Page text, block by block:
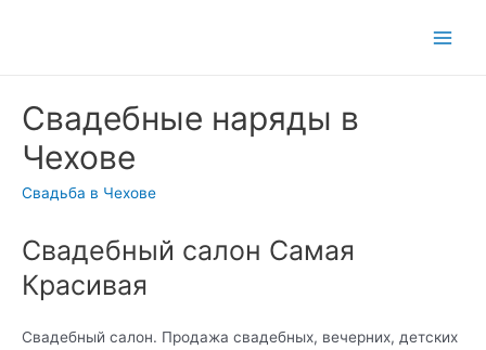
Свадебные наряды в
Чехове
Свадьба в Чехове
Свадебный салон Самая
Красивая
Свадебный салон. Продажа свадебных, вечерних, детских